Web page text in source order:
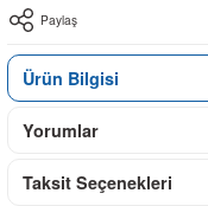
Paylaş
Ürün Bilgisi
Yorumlar
Taksit Seçenekleri